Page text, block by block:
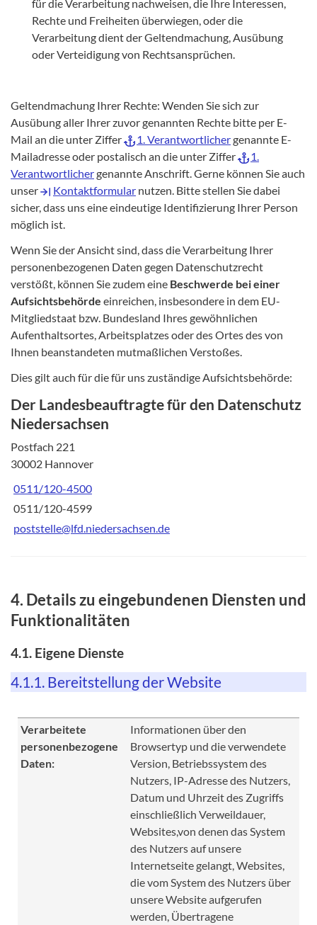
für die Verarbeitung nachweisen, die Ihre Interessen,
Rechte und Freiheiten überwiegen, oder die
Verarbeitung dient der Geltendmachung, Ausübung
oder Verteidigung von Rechtsansprüchen.
Geltendmachung Ihrer Rechte: Wenden Sie sich zur
Ausübung aller Ihrer zuvor genannten Rechte bitte per E-
Mail an die unter Ziffer
1. Verantwortlichergenannte E-
Mailadresse oder postalisch an die unter Ziffer
1.
Verantwortlichergenannte Anschrift. Gerne können Sie auch
unser
Kontaktformular nutzen. Bitte stellen Sie dabei
sicher, dass uns eine eindeutige Identifizierung Ihrer Person
möglich ist.
Wenn Sie der Ansicht sind, dass die Verarbeitung Ihrer
personenbezogenen Daten gegen Datenschutzrecht
verstößt, können Sie zudem eine Beschwerde bei einer
Aufsichtsbehörde einreichen, insbesondere in dem EU-
Mitgliedstaat bzw. Bundesland Ihres gewöhnlichen
Aufenthaltsortes, Arbeitsplatzes oder des Ortes des von
Ihnen beanstandeten mutmaßlichen Verstoßes.
Dies gilt auch für die für uns zuständige Aufsichtsbehörde:
Der Landesbeauftragte für den Datenschutz
Niedersachsen
Postfach 221
30002 Hannover
0511/120-4500
0511/120-4599
poststelle@lfd.niedersachsen.de
4. Details zu eingebundenen Diensten und
Funktionalitäten
4.1. Eigene Dienste
4.1.1. Bereitstellung der Website
Verarbeitete
personenbezogene
Daten:
Informationen über den
Browsertyp und die verwendete
Version, Betriebssystem des
Nutzers, IP-Adresse des Nutzers,
Datum und Uhrzeit des Zugriffs
einschließlich Verweildauer,
Websites,von denen das System
des Nutzers auf unsere
Internetseite gelangt, Websites,
die vom System des Nutzers über
unsere Website aufgerufen
werden, Übertragene